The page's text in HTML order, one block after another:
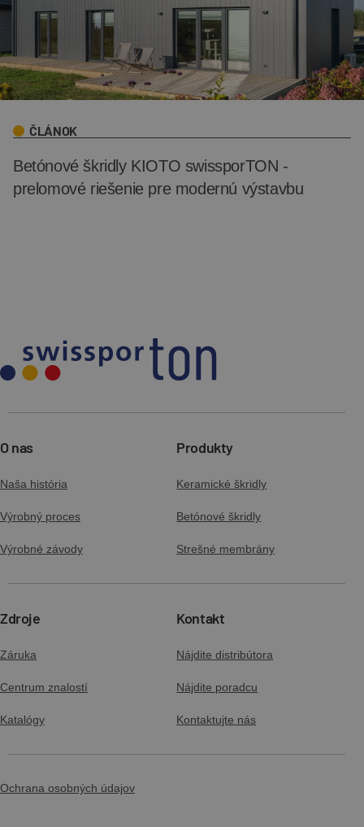
ČLÁNOK
Betónové škridly KIOTO swissporTON -
prelomové riešenie pre modernú výstavbu
O nas
Naša história
Výrobný proces
Výrobné závody
Produkty
Keramické škridly
Betónové škridly
Strešné membrány
Zdroje
Záruka
Centrum znalostí
Katalógy
Kontakt
Nájdite distribútora
Nájdite poradcu
Kontaktujte nás
Ochrana osobných údajov